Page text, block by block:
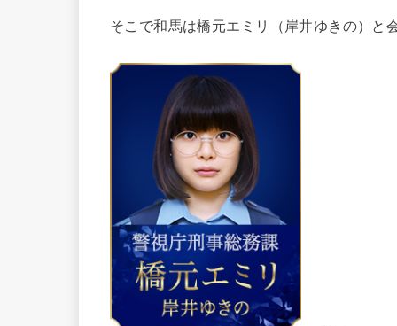
そこで和馬は橋元エミリ（岸井ゆきの）と会